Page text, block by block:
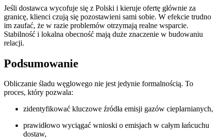
Jeśli dostawca wycofuje się z Polski i kieruje ofertę głównie za
granicę, klienci czują się pozostawieni sami sobie. W efekcie trudno
im zaufać, że w razie problemów otrzymają realne wsparcie.
Stabilność i lokalna obecność mają duże znaczenie w budowaniu
relacji.
Podsumowanie
Obliczanie śladu węglowego nie jest jedynie formalnością. To
proces, który pozwala:
zidentyfikować kluczowe źródła emisji gazów cieplarnianych,
prawidłowo wyciągać wnioski o emisjach w całym łańcuchu
dostaw,